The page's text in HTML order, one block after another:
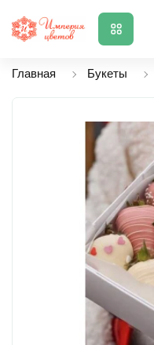
Главная Букеты